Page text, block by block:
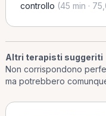
controllo (45 min ·
Altri terapisti suggeriti
Non corrispondono
ma potrebbero